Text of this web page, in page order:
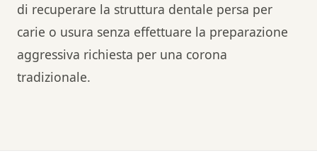
di recuperare la struttura dentale persa per
carie o usura senza effettuare la preparazione
aggressiva richiesta per una corona
tradizionale.